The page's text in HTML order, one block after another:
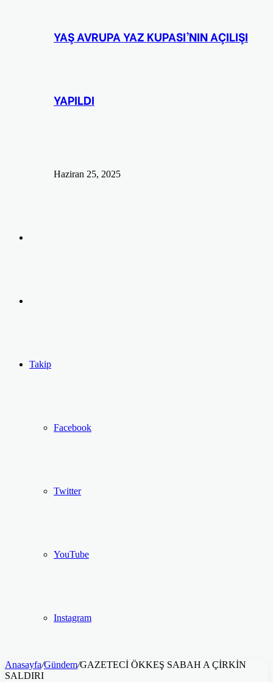
YAŞ AVRUPA YAZ KUPASI’NIN AÇILIŞI
YAPILDI
Haziran 25, 2025
...
Ol
Takip
Facebook
Twitter
YouTube
Instagram
Anasayfa/Gündem/GAZETECİ ÖKKEŞ SABAH A ÇİRKİN
SALDIRI